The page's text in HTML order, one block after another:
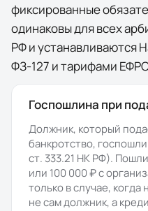
фиксированные
одинаковы для всех
РФ и устанавливаются
ФЗ-127 и тарифами
Госпошлина при
Должник, который
банкротство,
ст. 333.21 НК РФ).
или 100 000 ₽ с
только в случае, когда
не сам должник, а